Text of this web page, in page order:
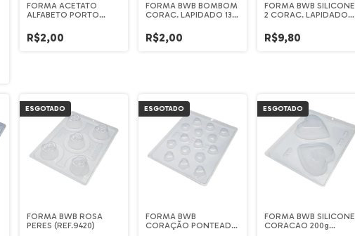
FORMA ACETATO
ALFABETO PORTO
R$2,00
FORMA BWB BOMBOM
CORAC. LAPIDADO 13
R$2,00
FORMA BWB SILICONE
2 CORAC. LAPIDADO
R$9,80
ESGOTADO
FORMA BWB ROSA
PERES (REF.9420)
ESGOTADO
FORMA BWB
CORAÇÃO PONTEADO
ESGOTADO
FORMA BWB SILICONE
CORACAO 200g